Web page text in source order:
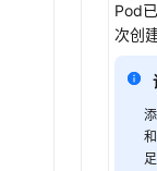
Pod
次创